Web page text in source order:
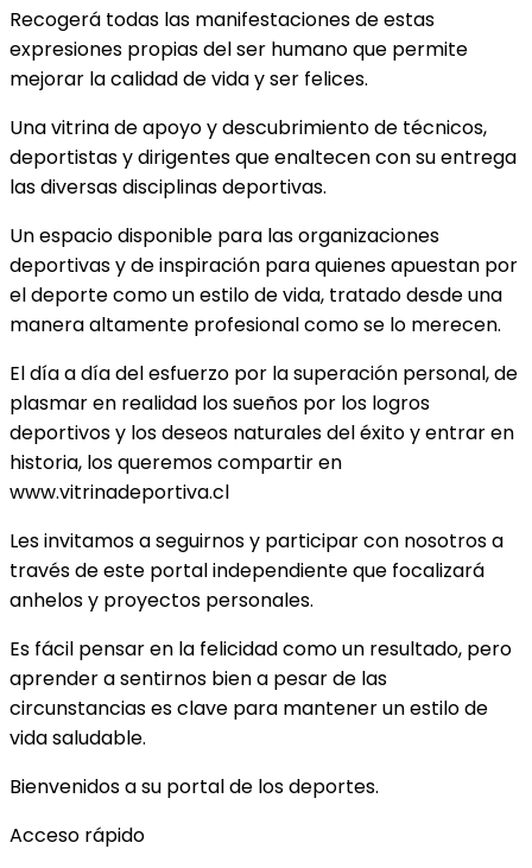
Recogerá todas las manifestaciones de estas
expresiones propias del ser humano que permite
mejorar la calidad de vida y ser felices.
Una vitrina de apoyo y descubrimiento de técnicos,
deportistas y dirigentes que enaltecen con su entrega
las diversas disciplinas deportivas.
Un espacio disponible para las organizaciones
deportivas y de inspiración para quienes apuestan por
el deporte como un estilo de vida, tratado desde una
manera altamente profesional como se lo merecen.
El día a día del esfuerzo por la superación personal, de
plasmar en realidad los sueños por los logros
deportivos y los deseos naturales del éxito y entrar en
historia, los queremos compartir en
www.vitrinadeportiva.cl
Les invitamos a seguirnos y participar con nosotros a
través de este portal independiente que focalizará
anhelos y proyectos personales.
Es fácil pensar en la felicidad como un resultado, pero
aprender a sentirnos bien a pesar de las
circunstancias es clave para mantener un estilo de
vida saludable.
Bienvenidos a su portal de los deportes.
Acceso rápido